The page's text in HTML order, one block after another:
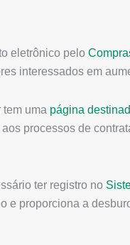
eletrônico pelo
interessados em
tem uma página
processos de
ter registro no
e proporciona a